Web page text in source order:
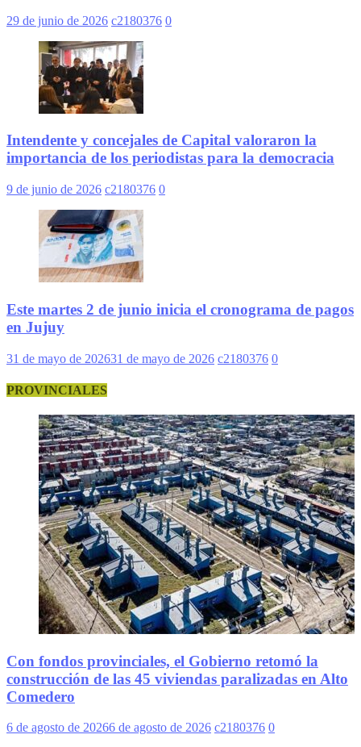
29 de junio de 2026 c2180376 0
Intendente y concejales de Capital valoraron la
importancia de los periodistas para la democracia
9 de junio de 2026 c2180376 0
Este martes 2 de junio inicia el cronograma de pagos
en Jujuy
31 de mayo de 202631 de mayo de 2026 c2180376 0
PROVINCIALES
Con fondos provinciales, el Gobierno retomó la
construcción de las 45 viviendas paralizadas en Alto
Comedero
6 de agosto de 20266 de agosto de 2026 c2180376 0